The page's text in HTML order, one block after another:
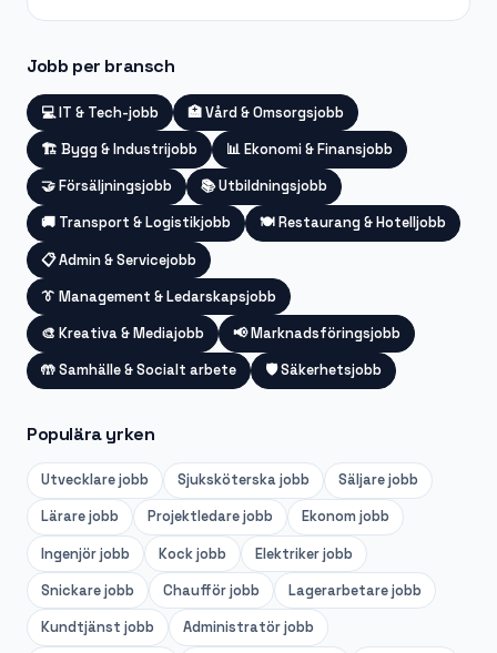
Jobb per bransch
💻IT & Tech-jobb 🏥Vård & Omsorgsjobb
🏗️ Bygg & Industrijobb 📊Ekonomi & Finansjobb
🤝Försäljningsjobb 📚Utbildningsjobb
🚚 Transport & Logistikjobb 🍽️Restaurang & Hotelljobb
📋Admin & Servicejobb
👔 Management & Ledarskapsjobb
🎨 Kreativa & Mediajobb 📢Marknadsföringsjobb
🤲Samhälle & Socialt arbete 🛡️Säkerhetsjobb
Populära yrken
Utvecklarejobb Sjuksköterskajobb Säljarejobb
Lärarejobb Projektledarejobb Ekonom jobb
Ingenjörjobb Kockjobb Elektrikerjobb
Snickarejobb Chaufförjobb Lagerarbetarejobb
Kundtjänst jobb Administratörjobb